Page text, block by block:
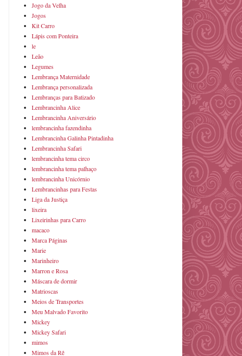
Jogo da Velha
Jogos
Kit Carro
Lápis com Ponteira
le
Leão
Legumes
Lembrança Maternidade
Lembrança personalizada
Lembranças para Batizado
Lembrancinha Alice
Lembrancinha Aniversário
lembrancinha fazendinha
Lembrancinha Galinha Pintadinha
Lembrancinha Safari
lembrancinha tema circo
lembrancinha tema palhaço
lembrancinha Unicórnio
Lembrancinhas para Festas
Liga da Justiça
lixeira
Lixeirinhas para Carro
macaco
Marca Páginas
Marie
Marinheiro
Marron e Rosa
Máscara de dormir
Matrioscas
Meios de Transportes
Meu Malvado Favorito
Mickey
Mickey Safari
mimos
Mimos da Rê